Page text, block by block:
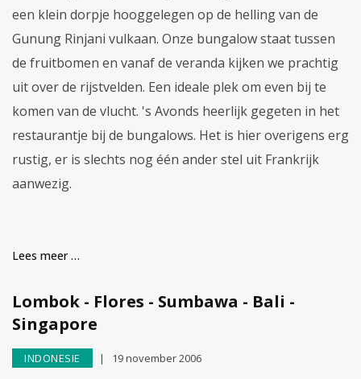
een klein dorpje hooggelegen op de helling van de
Gunung Rinjani vulkaan. Onze bungalow staat tussen
de fruitbomen en vanaf de veranda kijken we prachtig
uit over de rijstvelden. Een ideale plek om even bij te
komen van de vlucht. 's Avonds heerlijk gegeten in het
restaurantje bij de bungalows. Het is hier overigens erg
rustig, er is slechts nog één ander stel uit Frankrijk
aanwezig.
Lees meer …
Lombok - Flores - Sumbawa - Bali -
Singapore
INDONESIE 19 november 2006